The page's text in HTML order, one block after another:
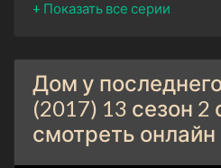
15 сезон 2 серия
15 сезон 1 серия
7 марта 2021
14 сезон 4 серия
6 марта 2021
Дом у
(2017) 13 сезон 2
смотреть онлайн